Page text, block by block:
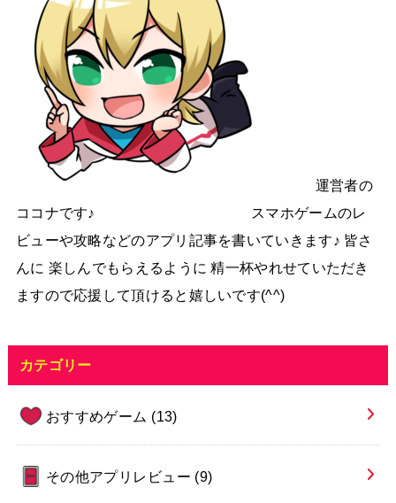
運営者の
ココナです♪ スマホゲームのレ
ビューや攻略などのアプリ記事を書いていきます♪ 皆さ
んに 楽しんでもらえるように 精一杯やれせていただき
ますので応援して頂けると嬉しいです(^^)
カテゴリー
おすすめゲーム (13)
その他アプリレビュー (9)